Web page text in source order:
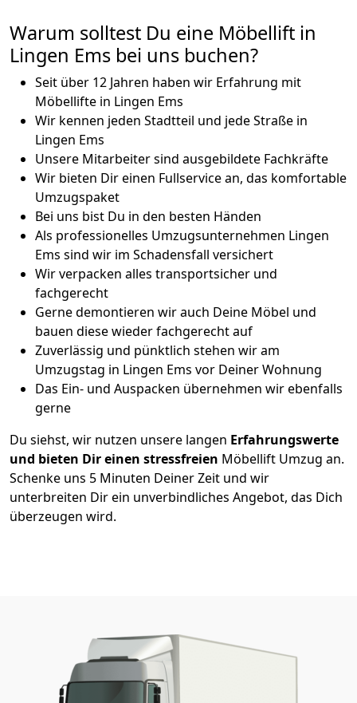
Warum solltest Du eine Möbellift in
Lingen Ems bei uns buchen?
Seit über 12 Jahren haben wir Erfahrung mit
Möbellifte in Lingen Ems
Wir kennen jeden Stadtteil und jede Straße in
Lingen Ems
Unsere Mitarbeiter sind ausgebildete Fachkräfte
Wir bieten Dir einen Fullservice an, das komfortable
Umzugspaket
Bei uns bist Du in den besten Händen
Als professionelles Umzugsunternehmen Lingen
Ems sind wir im Schadensfall versichert
Wir verpacken alles transportsicher und
fachgerecht
Gerne demontieren wir auch Deine Möbel und
bauen diese wieder fachgerecht auf
Zuverlässig und pünktlich stehen wir am
Umzugstag in Lingen Ems vor Deiner Wohnung
Das Ein- und Auspacken übernehmen wir ebenfalls
gerne
Du siehst, wir nutzen unsere langen Erfahrungswerte
und bieten Dir einen stressfreien Möbellift Umzug an.
Schenke uns 5 Minuten Deiner Zeit und wir
unterbreiten Dir ein unverbindliches Angebot, das Dich
überzeugen wird.